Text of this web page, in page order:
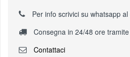
Per info scrivici su whatsapp
Consegna in 24/48 ore
Contattaci